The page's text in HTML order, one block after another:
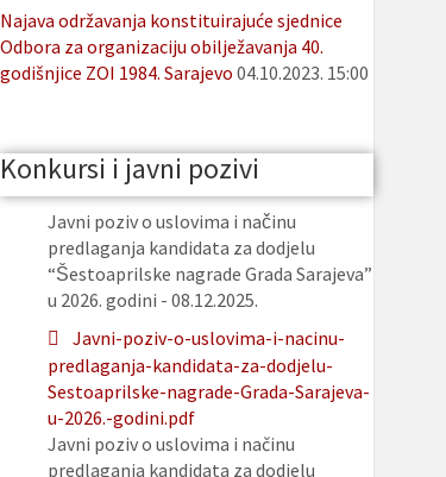
Najava održavanja konstituirajuće sjednice
Odbora za organizaciju obilježavanja 40.
godišnjice ZOI 1984. Sarajevo 04.10.2023. 15:00
Konkursi i javni pozivi
Javni poziv o uslovima i načinu
predlaganja kandidata za dodjelu
“Šestoaprilske nagrade Grada Sarajeva”
u 2026. godini - 08.12.2025.
Javni-poziv-o-uslovima-i-nacinu-
predlaganja-kandidata-za-dodjelu-
Sestoaprilske-nagrade-Grada-Sarajeva-
u-2026.-godini.pdf
Javni poziv o uslovima i načinu
predlaganja kandidata za dodjelu